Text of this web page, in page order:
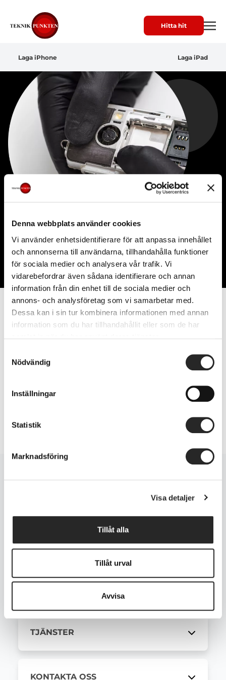
Denna webbplats använder cookies
Vi använder enhetsidentifierare för att anpassa innehållet
och annonserna till användarna, tillhandahålla funktioner
för sociala medier och analysera vår trafik. Vi
vidarebefordrar även sådana identifierare och annan
information från din enhet till de sociala medier och
annons- och analysföretag som vi samarbetar med.
Dessa kan i sin tur kombinera informationen med annan
information som du har tillhandahållit eller som de har
Nödvändig
Inställningar
Statistik
Marknadsföring
Visa detaljer
Tillåt alla
Tillåt urval
Avvisa
Hitta hit
Laga iPhone Laga iPad
Blogg
KUNDSERVICE
TJÄNSTER
KONTAKTA OSS